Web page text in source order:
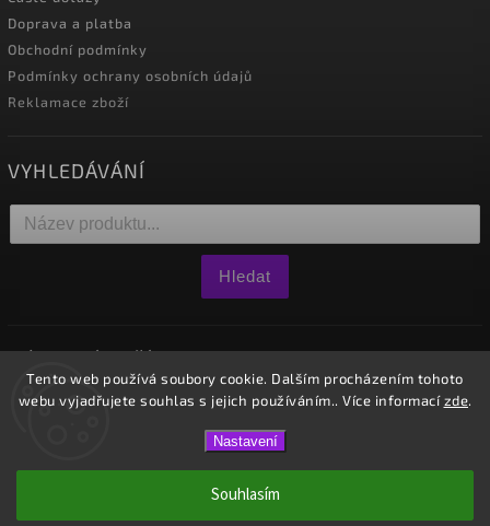
Tento web používá soubory cookie. Dalším procházením tohoto
webu vyjadřujete souhlas s jejich používáním.. Více informacízde.
Nastavení
Souhlasím
Doprava a platba
Obchodní podmínky
Podmínky ochrany osobních údajů
Reklamace zboží
VYHLEDÁVÁNÍ
Hledat
NÁKUPNÍ KOŠÍK
0ks / 0 Kč